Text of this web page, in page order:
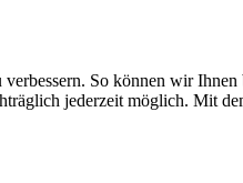
So können wir Ihnen
jederzeit möglich. Mit